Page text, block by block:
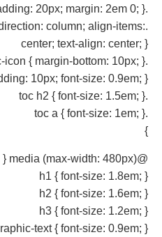
.infographic-box { padding: 20px; margin: 2em 0; }
column; align-items:
center; text-align: center; }
.infographic-icon { margin-bottom: 10px; }
10px; font-size: 0.9em; }
.toc h2 { font-size: 1.5em; }
.toc a { font-size: 1em; }
}
@media (max-width: 480px) {
h1 { font-size: 1.8em; }
h2 { font-size: 1.6em; }
h3 { font-size: 1.2em; }
text { font-size: 0.9em; }